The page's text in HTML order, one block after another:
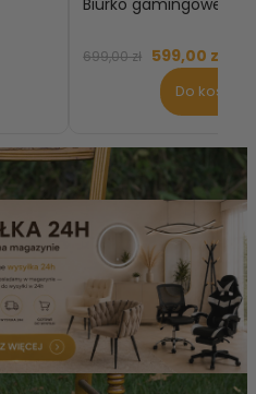
699,00 zł 599,00 zł
Do koszyka